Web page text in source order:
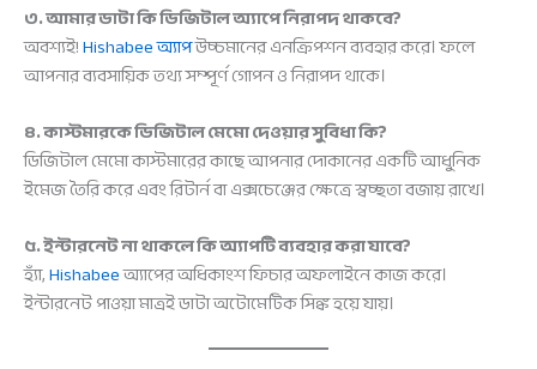
৩. আমার ডাটা কি ডিজিটাল অ্যাপে নিরাপদ থাকবে?
অবশ্যই!Hishabee অ্যাপউচ্চমানের এনক্রিপশন ব্যবহার করে। ফলে
আপনার ব্যবসায়িক তথ্য সম্পূর্ণ গোপন ও নিরাপদ থাকে।
৪. কাস্টমারকে ডিজিটাল মেমো দেওয়ার সুবিধা কি?
ডিজিটাল মেমো কাস্টমারের কাছে আপনার দোকানের একটি আধুনিক
ইমেজ তৈরি করে এবং রিটার্ন বা এক্সচেঞ্জের ক্ষেত্রে স্বচ্ছতা বজায় রাখে।
৫. ইন্টারনেট না থাকলে কি অ্যাপটি ব্যবহার করা যাবে?
হ্যাঁ,Hishabeeঅ্যাপের অধিকাংশ ফিচার অফলাইনে কাজ করে।
ইন্টারনেট পাওয়া মাত্রই ডাটা অটোমেটিক সিঙ্ক হয়ে যায়।